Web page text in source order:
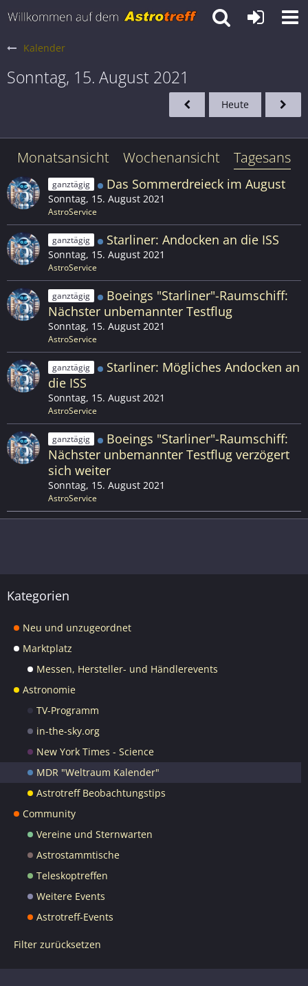
Kalender
Sonntag, 15. August 2021
Heute
Monatsansicht Wochenansicht
ganztägig Das Sommerdreieck im August
Sonntag, 15. August 2021
AstroService
ganztägig Starliner: Andocken an die ISS
Sonntag, 15. August 2021
AstroService
ganztägig
Boeings "Starliner"-Raumschiff:
Nächster unbemannter Testflug
Sonntag, 15. August 2021
AstroService
ganztägig
Starliner: Mögliches Andocken an
die ISS
Sonntag, 15. August 2021
AstroService
ganztägig
Boeings "Starliner"-Raumschiff:
Nächster unbemannter Testflug verzögert
sich weiter
Sonntag, 15. August 2021
AstroService
Kategorien
Neu und unzugeordnet
Marktplatz
Messen, Hersteller- und Händlerevents
Astronomie
TV-Programm
in-the-sky.org
New York Times - Science
MDR "Weltraum Kalender"
Astrotreff Beobachtungstips
Community
Vereine und Sternwarten
Astrostammtische
Teleskoptreffen
Weitere Events
Astrotreff-Events
Filter zurücksetzen